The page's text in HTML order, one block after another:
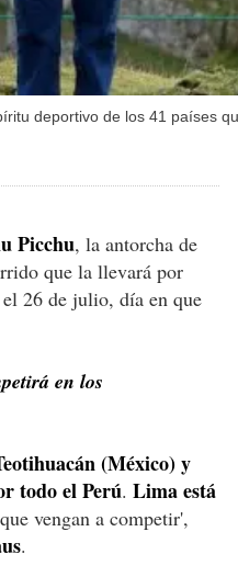
deportivo de los 41 países
Picchu, la antorcha de
que la llevará por
el 26 de julio, día en que
en los
(México) y
todo el Perú. Lima está
vengan a competir',
.